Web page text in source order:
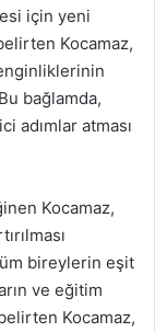
için yeni
Kocamaz,
bağlamda,
adımlar atması
Kocamaz,
bireylerin eşit
ve eğitim
Kocamaz,